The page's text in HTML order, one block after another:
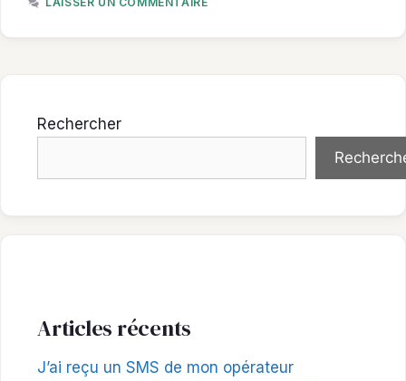
Rechercher
Articles récents
J’ai reçu un SMS de mon opérateur